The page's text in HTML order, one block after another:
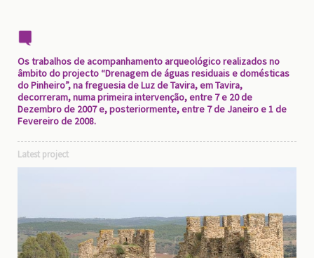
Os trabalhos de acompanhamento arqueológico realizados no
âmbito do projecto “Drenagem de águas residuais e domésticas
do Pinheiro”, na freguesia de Luz de Tavira, em Tavira,
decorreram, numa primeira intervenção, entre 7 e 20 de
Dezembro de 2007 e, posteriormente, entre 7 de Janeiro e 1 de
Fevereiro de 2008.
Latest project